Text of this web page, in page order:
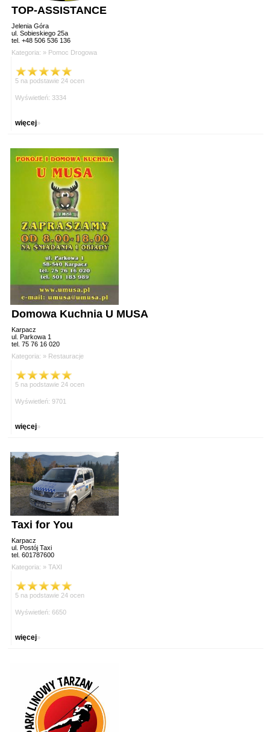
TOP-ASSISTANCE
Jelenia Góra
ul. Sobieskiego 25a
tel. +48 506 536 136
Kategoria: » Pomoc Drogowa
5 na podstawie 24 ocen
Wyświetleń: 3334
więcej»
Domowa Kuchnia U MUSA
Karpacz
ul. Parkowa 1
tel. 75 76 16 020
Kategoria: » Restauracje
5 na podstawie 24 ocen
Wyświetleń: 9701
więcej»
Taxi for You
Karpacz
ul. Postój Taxi
tel. 601787600
Kategoria: » TAXI
5 na podstawie 24 ocen
Wyświetleń: 6650
więcej»